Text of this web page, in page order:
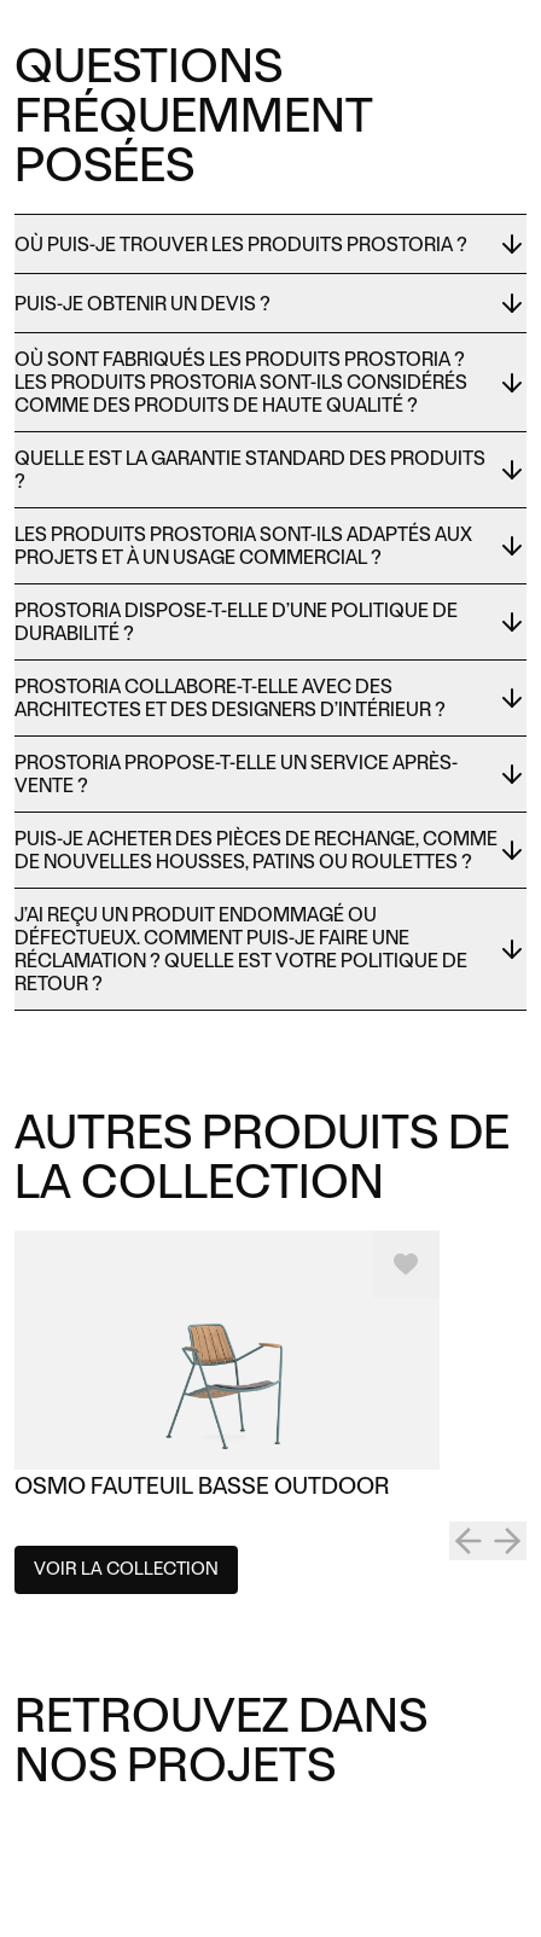
QUESTIONS
FRÉQUEMMENT
POSÉES
OÙ PUIS-JE TROUVER LES PRODUITS PROSTORIA ?
PUIS-JE OBTENIR UN DEVIS ?
OÙ SONT FABRIQUÉS LES PRODUITS PROSTORIA ?
LES PRODUITS PROSTORIA SONT-ILS CONSIDÉRÉS
COMME DES PRODUITS DE HAUTE QUALITÉ ?
QUELLE EST LA GARANTIE STANDARD DES PRODUITS
?
LES PRODUITS PROSTORIA SONT-ILS ADAPTÉS AUX
PROJETS ET À UN USAGE COMMERCIAL ?
PROSTORIA DISPOSE-T-ELLE D’UNE POLITIQUE DE
DURABILITÉ ?
PROSTORIA COLLABORE-T-ELLE AVEC DES
ARCHITECTES ET DES DESIGNERS D’INTÉRIEUR ?
PROSTORIA PROPOSE-T-ELLE UN SERVICE APRÈS-
VENTE ?
PUIS-JE ACHETER DES PIÈCES DE RECHANGE, COMME
DE NOUVELLES HOUSSES, PATINS OU ROULETTES ?
J’AI REÇU UN PRODUIT ENDOMMAGÉ OU
DÉFECTUEUX. COMMENT PUIS-JE FAIRE UNE
RÉCLAMATION ? QUELLE EST VOTRE POLITIQUE DE
RETOUR ?
AUTRES PRODUITS DE
LA COLLECTION
OSMO FAUTEUIL BASSE OUTDOOR
VOIR LA COLLECTION
RETROUVEZ DANS
NOS PROJETS